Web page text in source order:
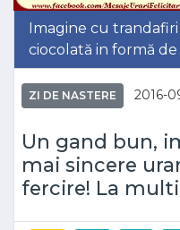
Imagine cu trandafiri
ciocolată in formă de
ZI DE NASTERE 2016-
Un gand bun,
mai sincere
fercire! La multi